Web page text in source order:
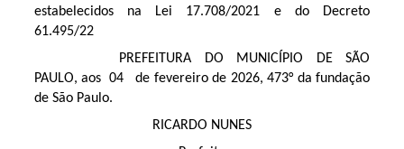
estabelecidos na Lei 17.708/2021 e do Decreto
61.495/22
PREFEITURA DO MUNICÍPIO DE SÃO
PAULO, aos 04 de fevereiro de 2026, 473° da fundação
de São Paulo.
RICARDO NUNES